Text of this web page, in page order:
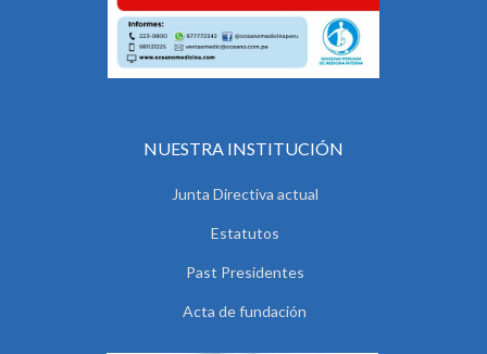
NUESTRA INSTITUCIÓN
Junta Directiva actual
Estatutos
Past Presidentes
Acta de fundación